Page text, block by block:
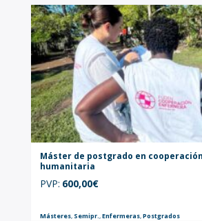
Máster de postgrado en
humanitaria
PVP: 600,00€
Másteres, Semipr. ,Enfermeras,Postgrados